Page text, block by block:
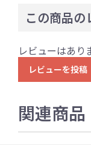
この商品の
レビューはあり
レビューを投稿
関連商品